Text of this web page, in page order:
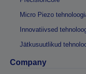
Micro Piezo
Innovatiivsed
Jätkusuutlikud
Company